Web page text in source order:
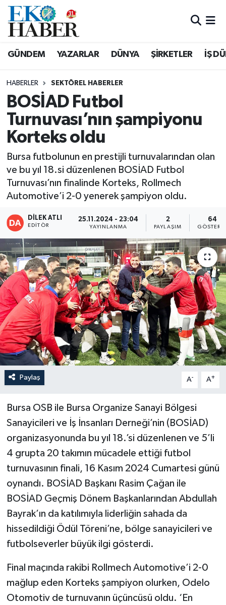
GÜNDEM YAZARLAR DÜNYA ŞİRKETLER İŞ
HABERLER SEKTÖREL HABERLER
BOSİAD Futbol
Turnuvası’nın şampiyonu
Korteks oldu
Bursa futbolunun en prestijli turnuvalarından olan
ve bu yıl 18.si düzenlenen BOSİAD Futbol
Turnuvası’nın finalinde Korteks, Rollmech
Automotive’i 2-0 yenerek şampiyon oldu.
DİLEK ATLI
EDITÖR
25.11.2024 - 23:04
YAYINLANMA
2
PAYLAŞIM
64
Paylaş A- A+
Bursa OSB ile Bursa Organize Sanayi Bölgesi
Sanayicileri ve İş İnsanları Derneği’nin (BOSİAD)
organizasyonunda bu yıl 18.’si düzenlenen ve 5’li
4 grupta 20 takımın mücadele ettiği futbol
turnuvasının finali, 16 Kasım 2024 Cumartesi günü
oynandı. BOSİAD Başkanı Rasim Çağan ile
BOSİAD Geçmiş Dönem Başkanlarından Abdullah
Bayrak’ın da katılımıyla liderliğin sahada da
hissedildiği Ödül Töreni’ne, bölge sanayicileri ve
futbolseverler büyük ilgi gösterdi.
Final maçında rakibi Rollmech Automotive’i 2-0
mağlup eden Korteks şampiyon olurken, Odelo
Otomotiv de turnuvanın üçüncüsü oldu. ‘En
Hava Durumu
Süper Lig Puan Durumu ve Fikstür
Tüm Manşetler
Son Dakika Haberleri
Haber Arşivi